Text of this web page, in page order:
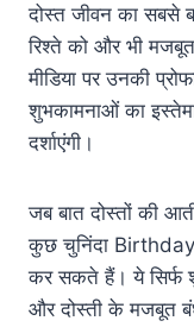
दोस्त जीवन का सबसे
रिश्ते को और भी
मीडिया पर उनकी
शुभकामनाओं का
दर्शाएंगी।
जब बात दोस्तों की
कुछ चुनिंदा
कर सकते हैं। ये सिर्फ
और दोस्ती के मजबूत